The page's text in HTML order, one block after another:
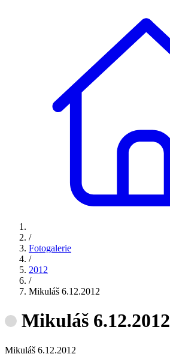
/
Fotogalerie
/
2012
/
Mikuláš 6.12.2012
Mikuláš 6.12.2012
Mikuláš 6.12.2012